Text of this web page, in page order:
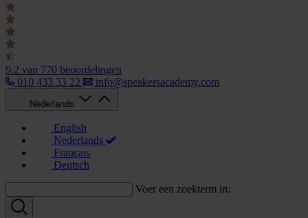
9.2 van 770 beoordelingen
010 433 33 22
info@speakersacademy.com
Nederlands
English
Nederlands
Français
Deutsch
Voer een zoekterm in: